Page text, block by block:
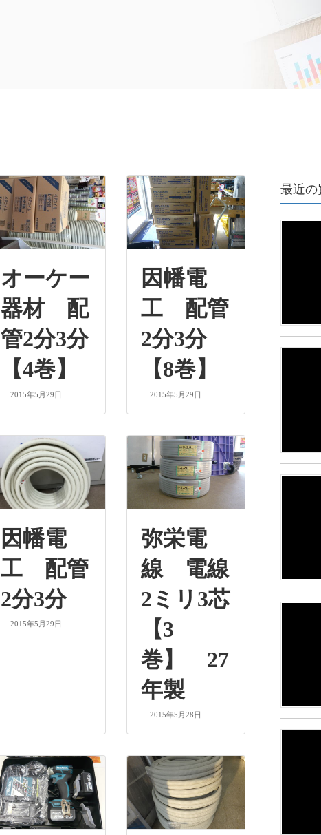
オーケー
器材 配
管2分3分
【4巻】
2015年5月29日
因幡電
工 配管
2分3分
【8巻】
2015年5月29日
因幡電
工 配管
2分3分
2015年5月29日
弥栄電
線 電線
2ミリ3芯
【3
巻】 27
年製
2015年5月28日
最近の